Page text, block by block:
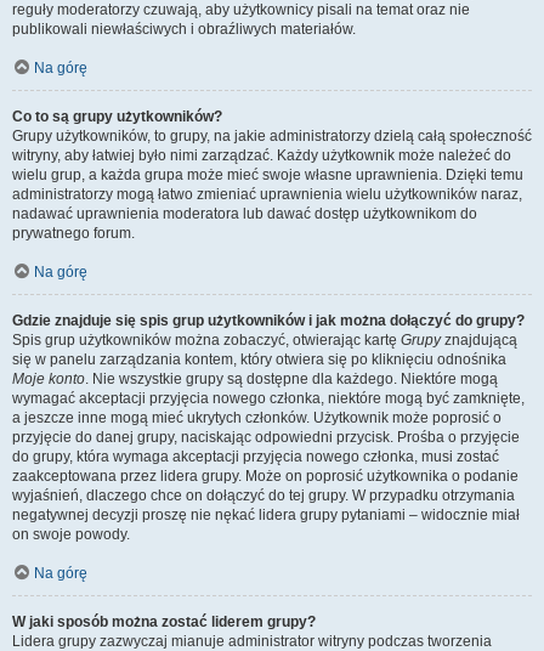
reguły moderatorzy czuwają, aby użytkownicy pisali na temat oraz nie
publikowali niewłaściwych i obraźliwych materiałów.
Na górę
Co to są grupy użytkowników?
Grupy użytkowników, to grupy, na jakie administratorzy dzielą całą społeczność
witryny, aby łatwiej było nimi zarządzać. Każdy użytkownik może należeć do
wielu grup, a każda grupa może mieć swoje własne uprawnienia. Dzięki temu
administratorzy mogą łatwo zmieniać uprawnienia wielu użytkowników naraz,
nadawać uprawnienia moderatora lub dawać dostęp użytkownikom do
prywatnego forum.
Na górę
Gdzie znajduje się spis grup użytkowników i jak można dołączyć do grupy?
Spis grup użytkowników można zobaczyć, otwierając kartę Grupyznajdującą
się w panelu zarządzania kontem, który otwiera się po kliknięciu odnośnika
Moje konto. Nie wszystkie grupy są dostępne dla każdego. Niektóre mogą
wymagać akceptacji przyjęcia nowego członka, niektóre mogą być zamknięte,
a jeszcze inne mogą mieć ukrytych członków. Użytkownik może poprosić o
przyjęcie do danej grupy, naciskając odpowiedni przycisk. Prośba o przyjęcie
do grupy, która wymaga akceptacji przyjęcia nowego członka, musi zostać
zaakceptowana przez lidera grupy. Może on poprosić użytkownika o podanie
wyjaśnień, dlaczego chce on dołączyć do tej grupy. W przypadku otrzymania
negatywnej decyzji proszę nie nękać lidera grupy pytaniami – widocznie miał
on swoje powody.
Na górę
W jaki sposób można zostać liderem grupy?
Lidera grupy zazwyczaj mianuje administrator witryny podczas tworzenia